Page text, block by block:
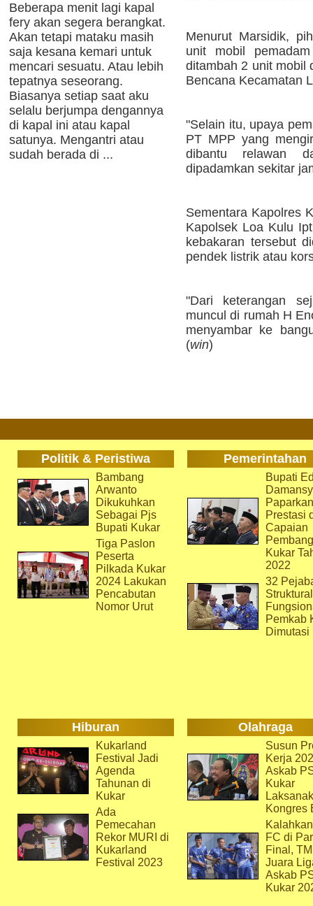
Beberapa menit lagi kapal
fery akan segera berangkat.
Akan tetapi mataku masih
saja kesana kemari untuk
mencari sesuatu. Atau lebih
tepatnya seseorang.
Biasanya setiap saat aku
selalu berjumpa dengannya
di kapal ini atau kapal
satunya. Mengantri atau
sudah berada di ...
Menurut Marsidik,
unit mobil
ditambah 2 unit mobil
Bencana Kecamatan
"Selain itu, upaya
PT MPP yang
dibantu relawan
dipadamkan sekitar
Sementara Kapolres
Kapolsek Loa Kulu
kebakaran tersebut
pendek listrik atau
"Dari keterangan
muncul di rumah H
menyambar ke
(win)
Politik & Peristiwa Pemerintahan
Bambang
Arwanto
Dikukuhkan
Sebagai Pjs
Bupati Kukar
Tiga Paslon
Peserta
Pilkada Kukar
2024 Lakukan
Pencabutan
Nomor Urut
Bupati
Paparkan
Prestasi
Capaian
Kukar
2022
32
Pemkab
Dimutasi
Hiburan Olahraga
Kukarland
Festival Jadi
Agenda
Tahunan di
Kukar
Ada
Pemecahan
Rekor MURI di
Kukarland
Festival 2023
Susun
Kerja
Askab
Kukar
Kongres
FC di
Final,
Juara
Askab
Kukar